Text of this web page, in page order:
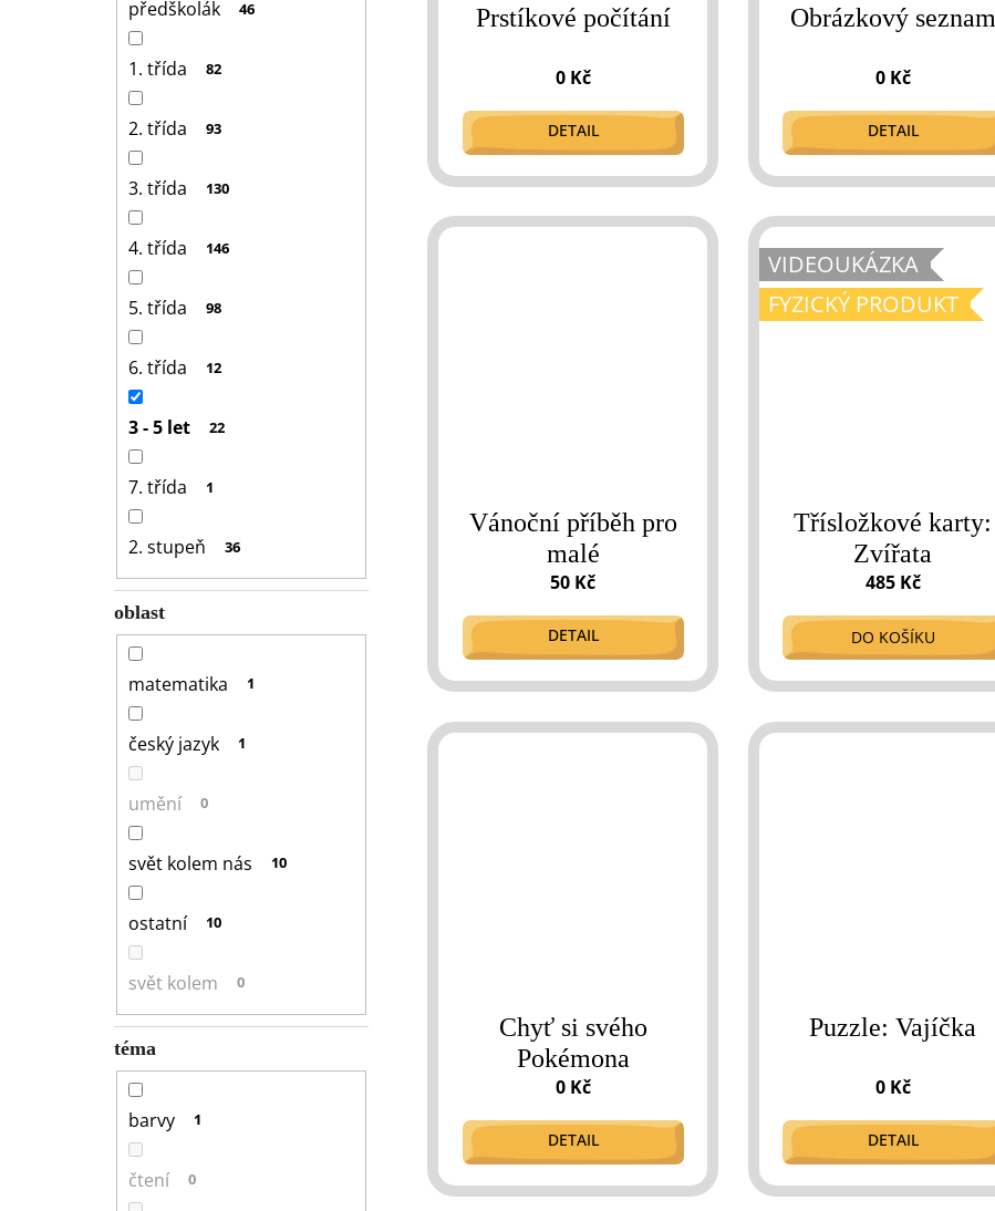
předškolák 46
1. třída 82
2. třída 93
3. třída 130
4. třída 146
5. třída 98
6. třída 12
3 - 5 let 22
7. třída 1
2. stupeň 36
oblast
matematika 1
český jazyk 1
umění 0
svět kolem nás 10
ostatní 10
svět kolem 0
téma
barvy 1
čtení 0
Prstíkové počítání
0 Kč
DETAIL
Obrázkový seznam
0 Kč
DETAIL
Vánoční příběh pro
malé
50 Kč
DETAIL
VIDEOUKÁZKA
FYZICKÝ PRODUKT
Třísložkové karty:
Zvířata
485 Kč
DO KOŠÍKU
Chyť si svého
Pokémona
0 Kč
DETAIL
Puzzle: Vajíčka
0 Kč
DETAIL